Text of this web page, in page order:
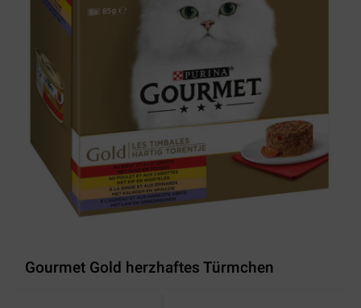
Gourmet Gold herzhaftes Türmchen